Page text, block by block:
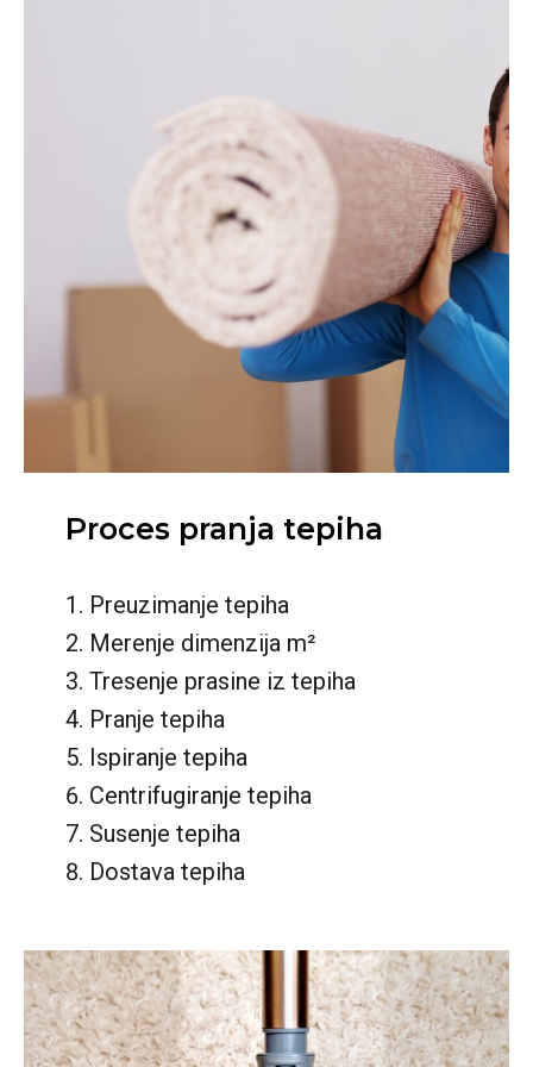
Proces pranja tepiha
Preuzimanje tepiha
Merenje dimenzija m²
Tresenje prasine iz tepiha
Pranje tepiha
Ispiranje tepiha
Centrifugiranje tepiha
Susenje tepiha
Dostava tepiha